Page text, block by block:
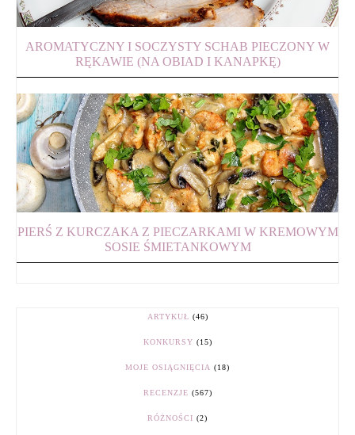
AROMATYCZNY I SOCZYSTY SCHAB PIECZONY W
RĘKAWIE (NA OBIAD I KANAPKĘ)
PIERŚ Z KURCZAKA Z PIECZARKAMI W KREMOWYM
SOSIE ŚMIETANKOWYM
ARTYKUŁ (46)
KONKURSY (15)
MOJE OSIĄGNIĘCIA (18)
RECENZJE (567)
RÓŻNOŚCI (2)